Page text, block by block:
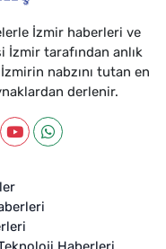
İzmir haberleri ve
İzmir tarafından anlık
nabzını tutan en
derlenir.